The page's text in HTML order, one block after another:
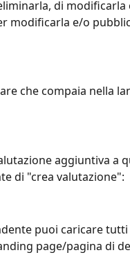
di
modificarla e/o
che compaia nella
aggiuntiva a
di "crea valutazione":
puoi caricare tutti
page/pagina di